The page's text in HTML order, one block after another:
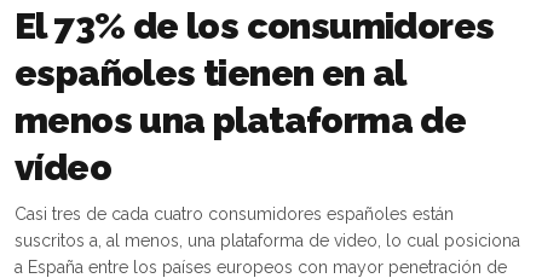
El 73% de los consumidores
españoles tienen en al
menos una plataforma de
vídeo
Casi tres de cada cuatro consumidores españoles están
suscritos a, al menos, una plataforma de video, lo cual posiciona
a España entre los países europeos con mayor penetración de